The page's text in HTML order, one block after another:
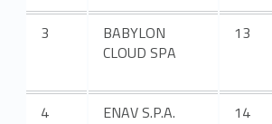
3
BABYLON
CLOUD SPA
13
4
ENAV S.P.A. 14